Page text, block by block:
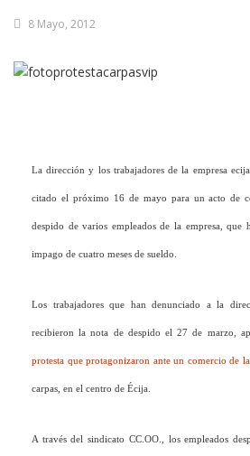
8 Mayo, 2012
La dirección y los trabajadores de la empresa
citado el próximo 16 de mayo para un acto de
despido de varios empleados de la empresa, que
impago de cuatro meses de sueldo.
Los trabajadores que han denunciado a la
recibieron la nota de despido el 27 de marzo,
protesta que protagonizaron ante un comercio de
carpas, en el centro de Écija.
A través del sindicato CC.OO., los empleados